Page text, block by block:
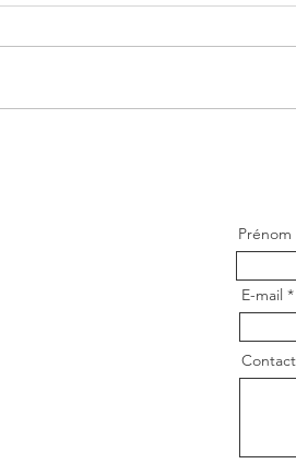
Prénom
E-mail